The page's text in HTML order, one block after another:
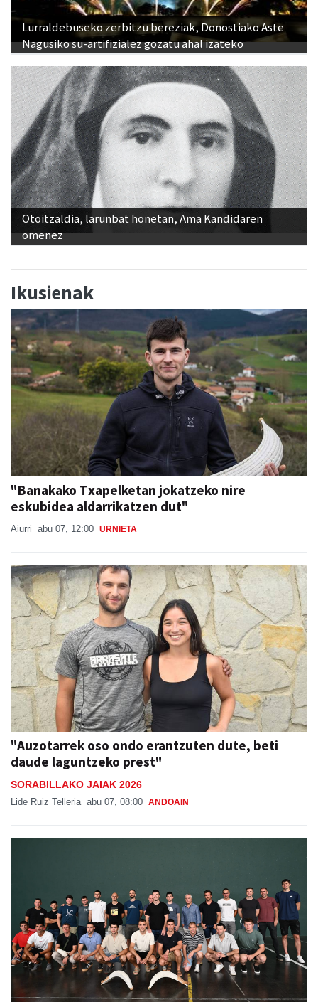
Lurraldebuseko zerbitzu bereziak, Donostiako Aste
Nagusiko su-artifizialez gozatu ahal izateko
Otoitzaldia, larunbat honetan, Ama Kandidaren
omenez
Ikusienak
"Banakako Txapelketan jokatzeko nire
eskubidea aldarrikatzen dut"
Aiurri abu 07, 12:00 URNIETA
"Auzotarrek oso ondo erantzuten dute, beti
daude laguntzeko prest"
SORABILLAKO JAIAK 2026
Lide Ruiz Telleria abu 07, 08:00 ANDOAIN